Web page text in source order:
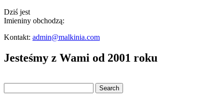
Dziś jest
Imieniny obchodzą:
Kontakt: admin@malkinia.com
Jesteśmy z Wami od 2001 roku